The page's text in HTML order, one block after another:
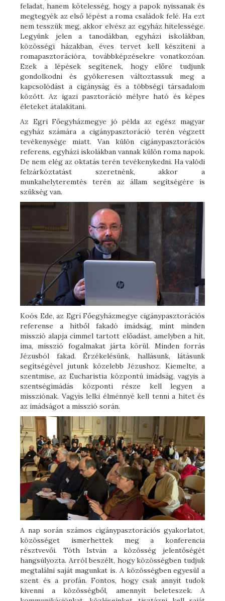
feladat, hanem kötelesség, hogy a papok nyissanak és
megtegyék az első lépést a roma családok felé. Ha ezt
nem tesszük meg, akkor elvész az egyház hitelessége.
Legyünk jelen a tanodákban, egyházi iskolákban,
közösségi házakban, éves tervet kell készíteni a
romapasztorációra, továbbképzésekre vonatkozóan.
Ezek a lépések segítenek, hogy előre tudjunk
gondolkodni és gyökeresen változtassuk meg a
kapcsolódást a cigányság és a többségi társadalom
között. Az igazi pasztoráció mélyre ható és képes
életeket átalakítani.
Az Egri Főegyházmegye jó példa az egész magyar
egyház számára a cigánypasztoráció terén végzett
tevékenysége miatt. Van külön cigánypasztorációs
referens, egyházi iskolákban vannak külön roma napok.
De nem elég az oktatás terén tevékenykedni. Ha valódi
felzárkóztatást szeretnénk, akkor a
munkahelyteremtés terén az állam segítségére is
szükség van.
Koós Ede, az Egri Főegyházmegye cigánypasztorációs
referense a hitből fakadó imádság, mint minden
misszió alapja címmel tartott előadást, amelyben a hit,
ima, misszió fogalmakat járta körül. Minden forrás
Jézusból fakad. Érzékelésünk, hallásunk, látásunk
segítségével jutunk közelebb Jézushoz. Kiemelte, a
szentmise, az Eucharistia központú imádság, vagyis a
szentségimádás központi része kell legyen a
missziónak. Vagyis lelki élménnyé kell tenni a hitet és
az imádságot a misszió során.
A nap során számos cigánypasztorációs gyakorlatot,
közösséget ismerhettek meg a konferencia
résztvevői. Tóth István a közösség jelentőségét
hangsúlyozta. Arról beszélt, hogy közösségben tudjuk
megtalálni saját magunkat is. A közösségben egyesül a
szent és a profán. Fontos, hogy csak annyit tudok
kivenni a közösségből, amennyit beleteszek. A